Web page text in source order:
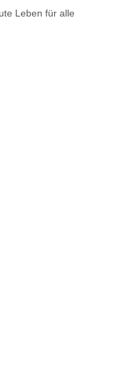
Leben für alle